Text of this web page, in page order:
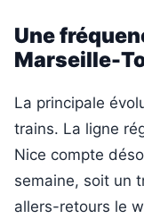
Une
Marseille-
La principale
trains. La ligne
Nice compte
semaine, soit un
allers-retours le